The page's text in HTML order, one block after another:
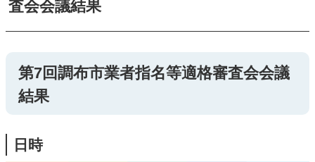
査会会議結果
第7回調布市業者指名等適格審査会会議
結果
日時